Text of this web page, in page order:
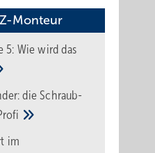
Monteur
5: Wie wird das
die Schraub­
im